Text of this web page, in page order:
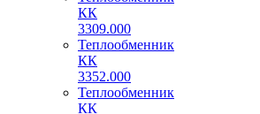
КК
3309.000
Теплообменник
КК
3352.000
Теплообменник
КК